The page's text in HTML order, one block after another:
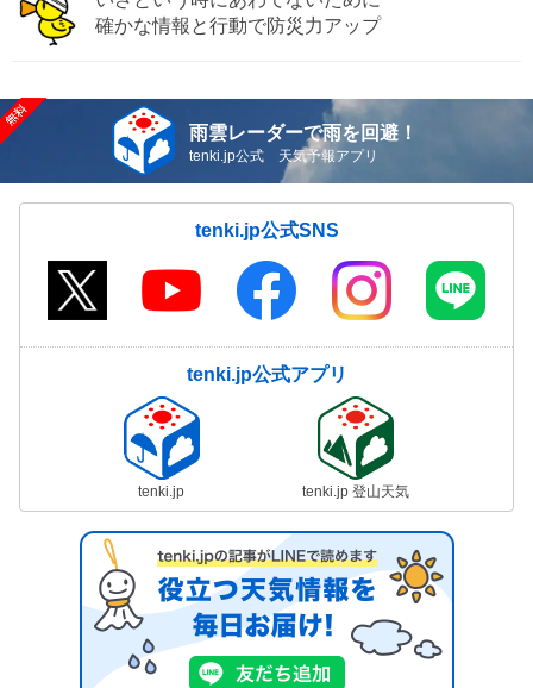
確かな情報と行動で防災力アップ
雨雲レーダーで雨を回避！
tenki.jp公式 天気予報アプリ
tenki.jp公式SNS
tenki.jp公式アプリ
tenki.jp tenki.jp 登山天気